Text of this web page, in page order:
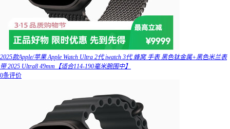
2025款Apple/苹果 Apple Watch Ultra 2代 iwatch 3代 蜂窝 手表 黑色钛金属+黑色米兰表
带 2025 Ultra8 49mm【适合114-190毫米腕围中】
0条评价